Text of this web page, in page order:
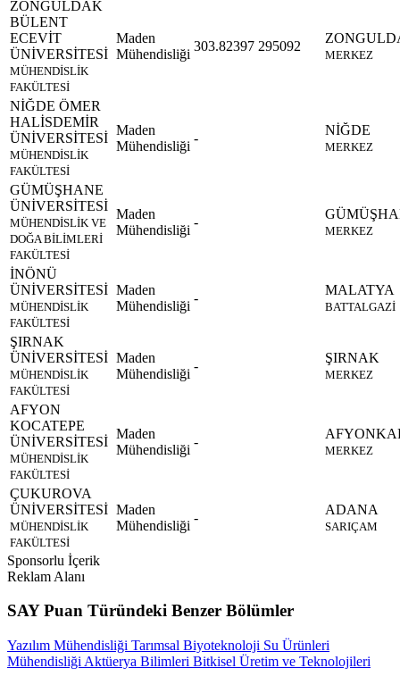
ZONGULDAK
BÜLENT
ECEVİT
ÜNİVERSİTESİ
MÜHENDİSLİK
FAKÜLTESİ
Maden
Mühendisliği
303.82397 295092
MERKEZ
NİĞDE ÖMER
HALİSDEMİR
ÜNİVERSİTESİ
MÜHENDİSLİK
FAKÜLTESİ
Maden
Mühendisliği
-
NİĞDE
MERKEZ
GÜMÜŞHANE
ÜNİVERSİTESİ
MÜHENDİSLİK VE
DOĞA BİLİMLERİ
FAKÜLTESİ
Maden
Mühendisliği
-
MERKEZ
İNÖNÜ
ÜNİVERSİTESİ
MÜHENDİSLİK
FAKÜLTESİ
Maden
Mühendisliği
-
MALATYA
BATTALGAZİ
ŞIRNAK
ÜNİVERSİTESİ
MÜHENDİSLİK
FAKÜLTESİ
Maden
Mühendisliği
-
ŞIRNAK
MERKEZ
AFYON
KOCATEPE
ÜNİVERSİTESİ
MÜHENDİSLİK
FAKÜLTESİ
Maden
Mühendisliği
-
MERKEZ
ÇUKUROVA
ÜNİVERSİTESİ
MÜHENDİSLİK
FAKÜLTESİ
Maden
Mühendisliği
-
ADANA
SARIÇAM
Sponsorlu İçerik
Reklam Alanı
SAY Puan Türündeki Benzer Bölümler
Yazılım Mühendisliği Tarımsal Biyoteknoloji Su Ürünleri
Mühendisliği Aktüerya Bilimleri Bitkisel Üretim ve Teknolojileri